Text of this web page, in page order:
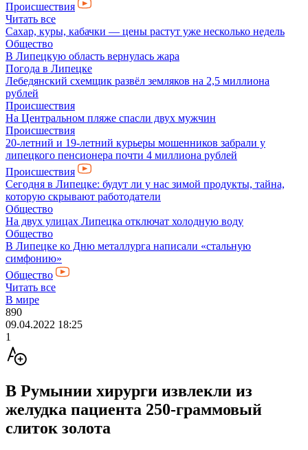
Происшествия
Читать все
Сахар, куры, кабачки — цены растут уже несколько недель
Общество
В Липецкую область вернулась жара
Погода в Липецке
Лебедянский схемщик развёл земляков на 2,5 миллиона
рублей
Происшествия
На Центральном пляже спасли двух мужчин
Происшествия
20-летний и 19-летний курьеры мошенников забрали у
липецкого пенсионера почти 4 миллиона рублей
Происшествия
Сегодня в Липецке: будут ли у нас зимой продукты, тайна,
которую скрывают работодатели
Общество
На двух улицах Липецка отключат холодную воду
Общество
В Липецке ко Дню металлурга написали «стальную
симфонию»
Общество
Читать все
В мире
890
09.04.2022 18:25
1
В Румынии хирурги извлекли из
желудка пациента 250-граммовый
слиток золота